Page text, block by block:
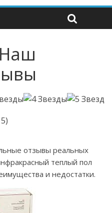
отзывы реальных
теплый пол
и недостатки.